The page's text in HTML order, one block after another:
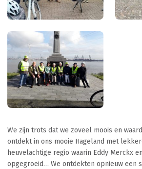
We zijn trots dat we zoveel moois en
ontdekt in ons mooie Hageland met
heuvelachtige regio waarin Eddy Merckx
opgegroeid… We ontdekten opnieuw een